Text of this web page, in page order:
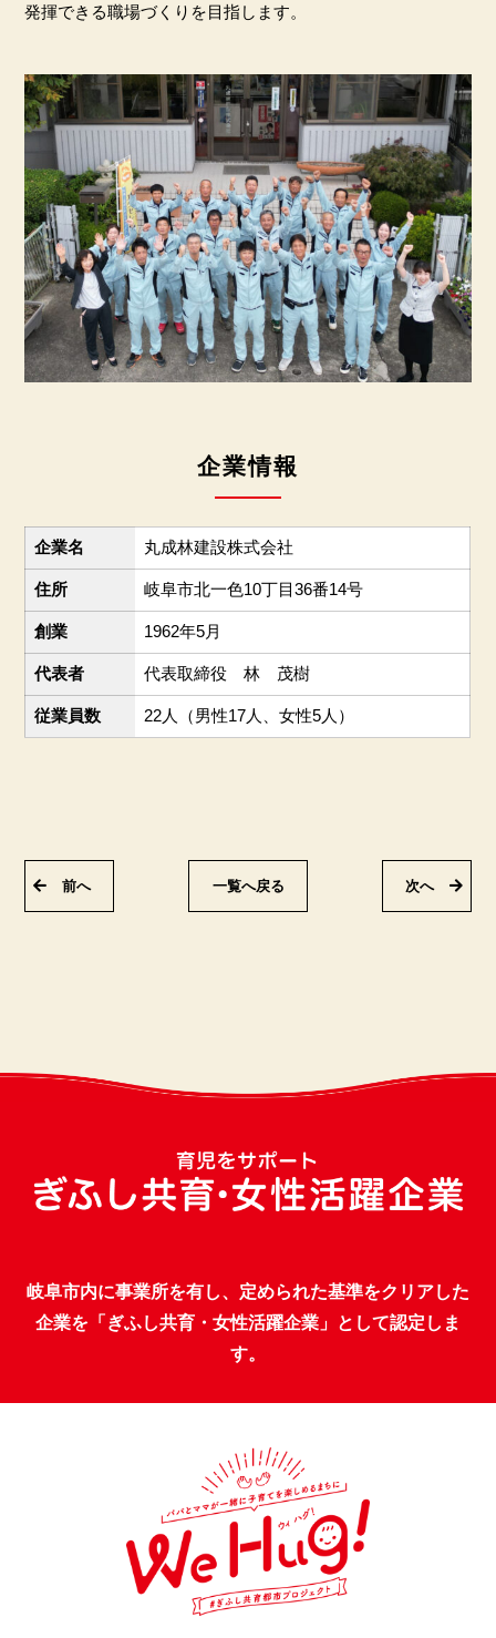
発揮できる職場づくりを目指します。
企業情報
企業名 丸成林建設株式会社
住所 岐阜市北一色10丁目36番14号
創業 1962年5月
代表者 代表取締役 林 茂樹
従業員数 22人（男性17人、女性5人）
次へ
一覧へ戻る
前へ
岐阜市内に事業所を有し、定められた基準をクリアした
企業を「ぎふし共育・女性活躍企業」として認定しま
す。